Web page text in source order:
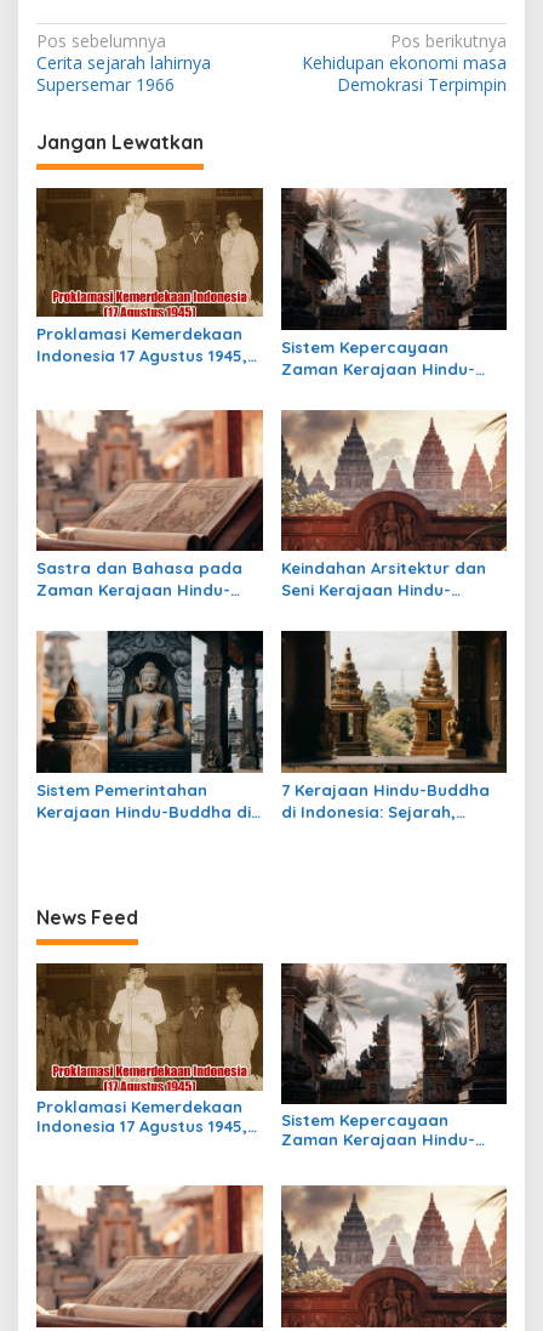
N
a
i
g
a
s
i
p
o
Pos sebelumnya
Cerita sejarah lahirnya
Supersemar 1966
Pos berikutnya
Kehidupan ekonomi masa
Demokrasi Terpimpin
Jangan Lewatkan
Proklamasi Kemerdekaan
Indonesia 17 Agustus 1945,
Sistem Kepercayaan
Zaman Kerajaan Hindu-
Warisan Spiritual yang
Masih Bertahan
Sastra dan Bahasa pada
Zaman Kerajaan Hindu-
Keindahan Arsitektur dan
Seni Kerajaan Hindu-
Warisan Megah yang Abadi
Sistem Pemerintahan
Kerajaan Hindu-Buddha di
7 Kerajaan Hindu-Buddha
di Indonesia: Sejarah,
News Feed
Proklamasi Kemerdekaan
Indonesia 17 Agustus 1945,
Sistem Kepercayaan
Zaman Kerajaan Hindu-
Masih Bertahan